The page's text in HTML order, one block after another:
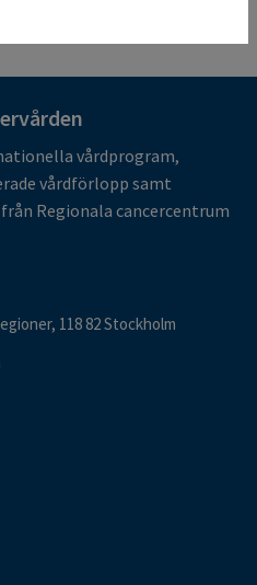
vårdprogram,
vårdförlopp samt
Regionala cancercentrum
118 82 Stockholm